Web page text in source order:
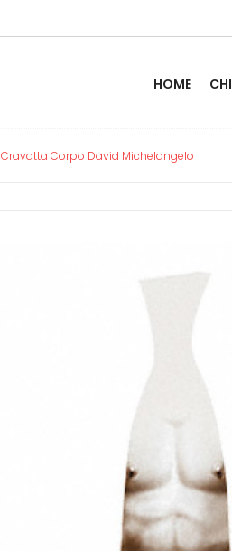
HOME
Cravatta Corpo David Michelangelo